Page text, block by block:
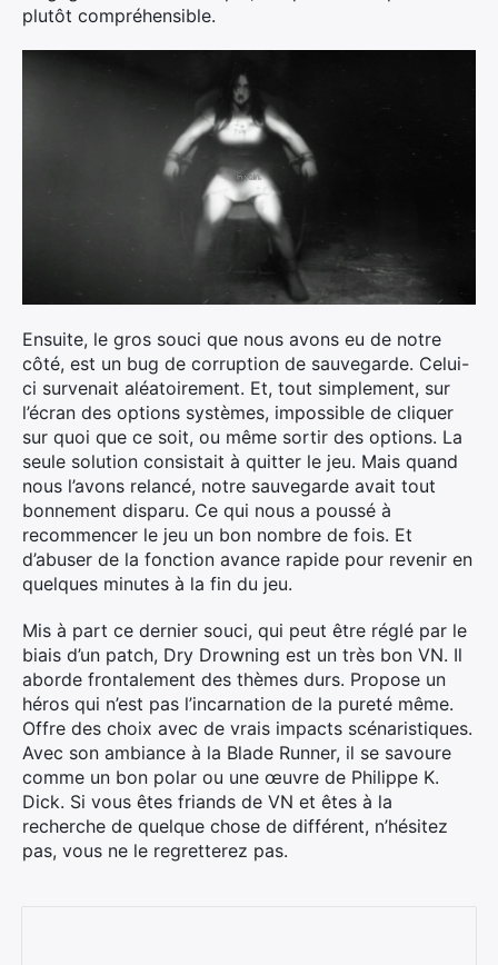
plutôt compréhensible.
Ensuite, le gros souci que nous avons eu de notre
côté, est un bug de corruption de sauvegarde. Celui-
ci survenait aléatoirement. Et, tout simplement, sur
l’écran des options systèmes, impossible de cliquer
sur quoi que ce soit, ou même sortir des options. La
seule solution consistait à quitter le jeu. Mais quand
nous l’avons relancé, notre sauvegarde avait tout
bonnement disparu. Ce qui nous a poussé à
recommencer le jeu un bon nombre de fois. Et
d’abuser de la fonction avance rapide pour revenir en
quelques minutes à la fin du jeu.
Mis à part ce dernier souci, qui peut être réglé par le
biais d’un patch, Dry Drowning est un très bon VN. Il
aborde frontalement des thèmes durs. Propose un
héros qui n’est pas l’incarnation de la pureté même.
Offre des choix avec de vrais impacts scénaristiques.
Avec son ambiance à la Blade Runner, il se savoure
comme un bon polar ou une œuvre de Philippe K.
Dick. Si vous êtes friands de VN et êtes à la
recherche de quelque chose de différent, n’hésitez
pas, vous ne le regretterez pas.